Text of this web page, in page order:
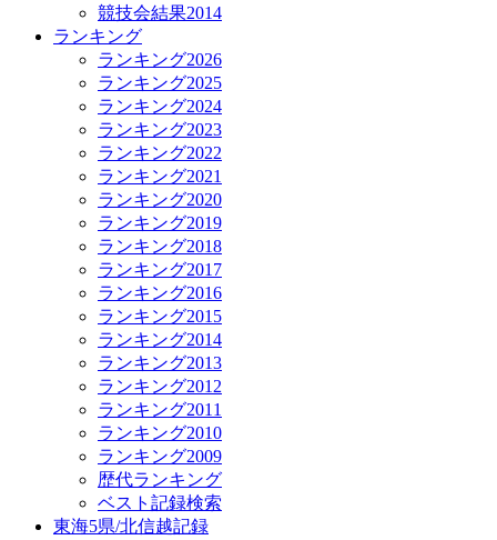
競技会結果2014
ランキング
ランキング2026
ランキング2025
ランキング2024
ランキング2023
ランキング2022
ランキング2021
ランキング2020
ランキング2019
ランキング2018
ランキング2017
ランキング2016
ランキング2015
ランキング2014
ランキング2013
ランキング2012
ランキング2011
ランキング2010
ランキング2009
歴代ランキング
ベスト記録検索
東海5県/北信越記録